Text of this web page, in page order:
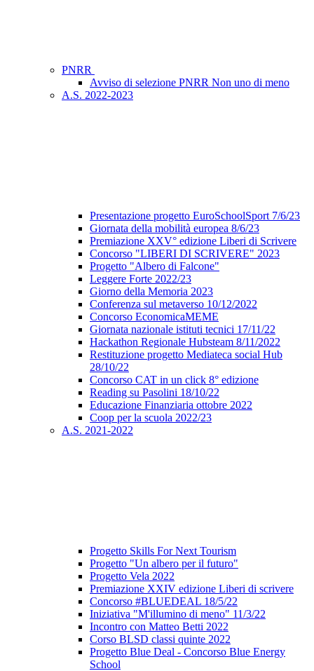
PNRR
Avviso di selezione PNRR Non uno di meno
A.S. 2022-2023
Presentazione progetto EuroSchoolSport 7/6/23
Giornata della mobilità europea 8/6/23
Premiazione XXV° edizione Liberi di Scrivere
Concorso "LIBERI DI SCRIVERE" 2023
Progetto "Albero di Falcone"
Leggere Forte 2022/23
Giorno della Memoria 2023
Conferenza sul metaverso 10/12/2022
Concorso EconomicaMEME
Giornata nazionale istituti tecnici 17/11/22
Hackathon Regionale Hubsteam 8/11/2022
Restituzione progetto Mediateca social Hub
28/10/22
Concorso CAT in un click 8° edizione
Reading su Pasolini 18/10/22
Educazione Finanziaria ottobre 2022
Coop per la scuola 2022/23
A.S. 2021-2022
Progetto Skills For Next Tourism
Progetto "Un albero per il futuro"
Progetto Vela 2022
Premiazione XXIV edizione Liberi di scrivere
Concorso #BLUEDEAL 18/5/22
Iniziativa "M'illumino di meno" 11/3/22
Incontro con Matteo Betti 2022
Corso BLSD classi quinte 2022
Progetto Blue Deal - Concorso Blue Energy
School